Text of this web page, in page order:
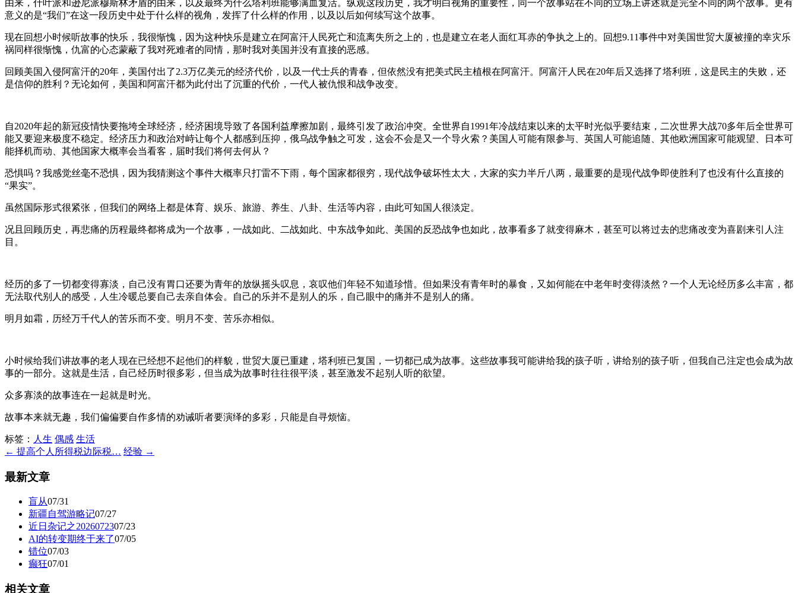
由来，什叶派和逊尼派穆斯林矛盾的由来，以及最终为什么塔利班能够满血复活。纵观这段历史，我才明白视角的重要性，同一个故事站在不同的立场上讲述就是完全不同的两个故事。更有
意义的是“我们”在这一段历史中处于什么样的视角，发挥了什么样的作用，以及以后如何续写这个故事。
现在回想小时候听故事的快乐，我很惭愧，因为这种快乐是建立在阿富汗人民死亡和流离失所之上的，也是建立在老人面红耳赤的争执之上的。回想9.11事件中对美国世贸大厦被撞的幸灾乐
祸同样很惭愧，仇富的心态蒙蔽了我对死难者的同情，那时我对美国并没有直接的恶感。
回顾美国入侵阿富汗的20年，美国付出了2.3万亿美元的经济代价，以及一代士兵的青春，但依然没有把美式民主植根在阿富汗。阿富汗人民在20年后又选择了塔利班，这是民主的失败，还
是信仰的胜利？无论如何，美国和阿富汗都为此付出了沉重的代价，一代人被仇恨和战争改变。
自2020年起的新冠疫情快要拖垮全球经济，经济困境导致了各国利益摩擦加剧，最终引发了政治冲突。全世界自1991年冷战结束以来的太平时光似乎要结束，二次世界大战70多年后全世界可
能又要迎来极度不稳定。经济压力和政治对峙让每个人都感到压抑，俄乌战争触之可发，这会不会是又一个导火索？美国人可能有限参与、英国人可能追随、其他欧洲国家可能观望、日本可
能择机而动、其他国家大概率会当看客，届时我们将何去何从？
恐惧吗？我感觉丝毫不恐惧，因为我猜测这个事件大概率只打雷不下雨，每个国家都很穷，现代战争破坏性太大，大家的实力半斤八两，最重要的是现代战争即使胜利了也没有什么直接的
“果实”。
虽然国际形式很紧张，但我们的网络上都是体育、娱乐、旅游、养生、八卦、生活等内容，由此可知国人很淡定。
况且回顾历史，再悲痛的历程最终都将成为一个故事，一战如此、二战如此、中东战争如此、美国的反恐战争也如此，故事看多了就变得麻木，甚至可以将过去的悲痛改变为喜剧来引人注
目。
经历的多了一切都变得寡淡，自己没有胃口还要为青年的放纵摇头叹息，哀叹他们年轻不知道珍惜。但如果没有青年时的暴食，又如何能在中老年时变得淡然？一个人无论经历多么丰富，都
无法取代别人的感受，人生冷暖总要自己去亲自体会。自己的乐并不是别人的乐，自己眼中的痛并不是别人的痛。
明月如霜，历经万千代人的苦乐而不变。明月不变、苦乐亦相似。
小时候给我们讲故事的老人现在已经想不起他们的样貌，世贸大厦已重建，塔利班已复国，一切都已成为故事。这些故事我可能讲给我的孩子听，讲给别的孩子听，但我自己注定也会成为故
事的一部分。这就是生活，自己经历时很多彩，但当成为故事时往往很平淡，甚至激发不起别人听的欲望。
众多寡淡的故事连在一起就是时光。
故事本来就无趣，我们偏偏要自作多情的劝诫听者要演绎的多彩，只能是自寻烦恼。
标签： 人生 偶感 生活
← 提高个人所得税边际税… 经验 →
最新文章
盲从07/31
新疆自驾游略记07/27
近日杂记之2026072307/23
AI的转变期终于来了07/05
错位07/03
癫狂07/01
相关文章